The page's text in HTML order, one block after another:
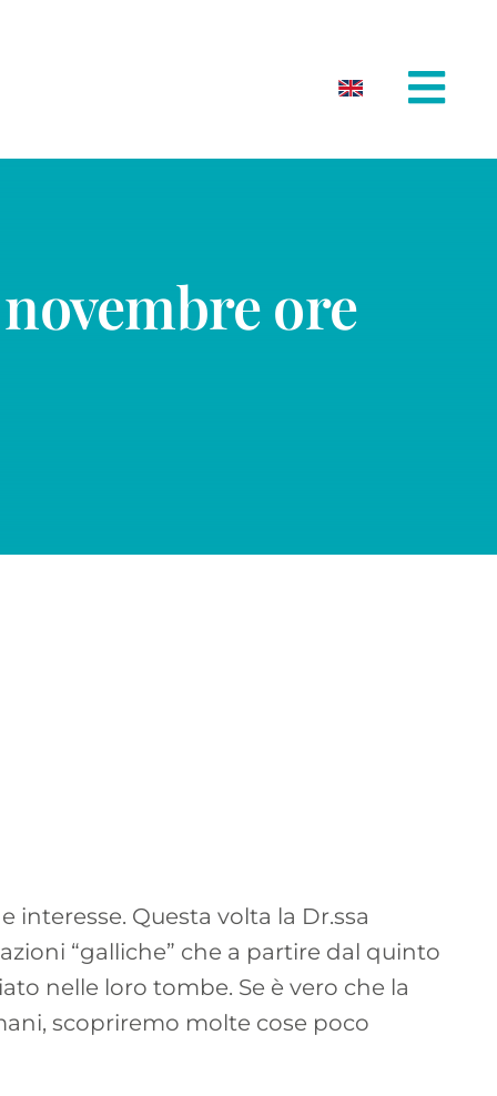
ore
interesse. Questa volta la Dr.ssa
“galliche” che a partire dal quinto
nelle loro tombe. Se è vero che la
scopriremo molte cose poco